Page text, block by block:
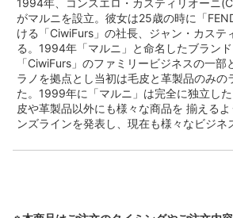
1994年、コンスエロ・カスティリオーニ
がマルニを設立。彼女は25歳の時に「
ける「CiwiFurs」の社長、ジャン・カステ
る。1994年「マルニ」と命名したブラン
「CiwiFurs」のファミリービジネスの一部
ラノを拠点とし当初は毛皮と革製品のみの
た。1999年に「マルニ」は完全に独立し
皮や革製品以外にも様々な商品を 揃える
ンズラインを発表し、現在も様々なビジネ